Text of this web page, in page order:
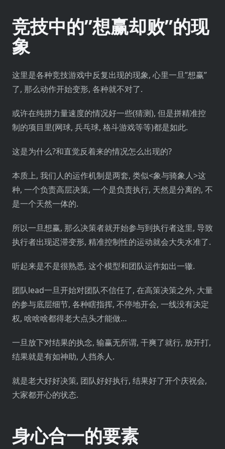
竞技中的”想赢却败”的现
象
这里是各种竞技游戏中反复出现的现象, 心里一旦”想赢”
了, 那么动作开始变形, 各种就不对了.
或许在纯拼力量速度的情况好一些(猜测), 但是拼精准控
制的项目里(网球, 兵乓球, 格斗游戏等等)都是如此.
这是为什么?和直觉反着来的情况怎么出现的?
本质上, 我们人的运作机制是两套, 类似<象与骑象人>这
种, 一个负责高层决策, 一个是负责执行, 天然是分离的, 不
是一个天然一体的.
所以一旦想赢, 那么决策者就开始参与到执行者这里, 导致
执行者出现迟滞变形, 精准控制性的运动就会大失水准了.
听起来是不是很熟悉, 这个模型和团队运作如出一辙.
团队lead一旦开始对团队不信任了, 在高策决策之外, 大量
的参与底层细节, 各种瞎指挥, 不停地开会, 一线没有决定
权, 啥啥啥都得老大点头才能做…
一旦放下对结果的执念, 输赢无所谓, 干爽了就行, 放开打,
结果就是有如神助, 人挡杀人.
就是老大好好决策, 团队好好执行, 结果好了开个庆祝会,
大家都开心的状态.
身心合一的要素